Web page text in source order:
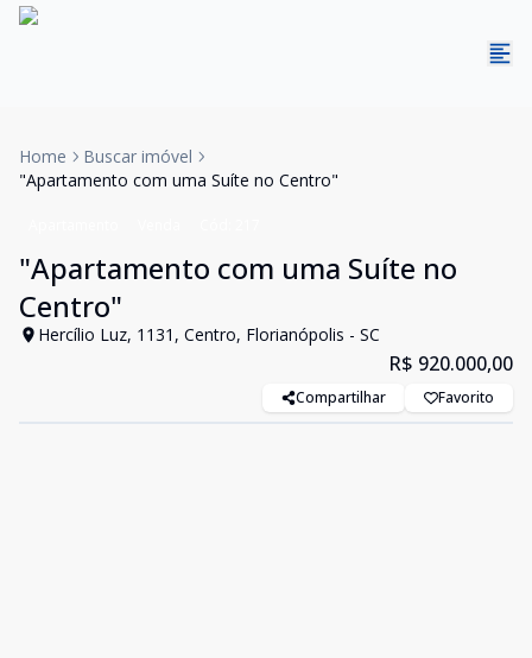
Home
Buscar imóvel
"Apartamento com uma Suíte no Centro"
"Apartamento com uma Suíte no
Centro"
Hercílio Luz, 1131, Centro, Florianópolis - SC
R$ 920.000,00
Compartilhar Favorito